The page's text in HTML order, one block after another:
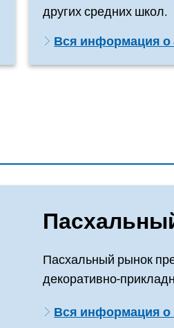
других средних школ.
Вся информация о
Пасхальный рынок
декоративно-
Вся информация о